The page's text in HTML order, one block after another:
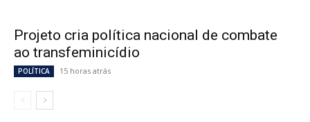
Projeto cria política nacional de combate
ao transfeminicídio
POLÍTICA 15 horas atrás